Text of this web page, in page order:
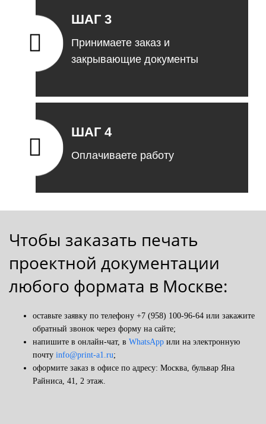
ШАГ 3
Принимаете заказ и
закрывающие документы
ШАГ 4
Оплачиваете работу
Чтобы заказать печать
проектной документации
любого формата в Москве:
оставьте заявку по телефону +7 (958) 100-96-64 или закажите
обратный звонок через форму на сайте;
напишите в онлайн-чат, в WhatsApp или на электронную
почту info@print-a1.ru;
оформите заказ в офисе по адресу: Москва, бульвар Яна
Райниса, 41, 2 этаж.